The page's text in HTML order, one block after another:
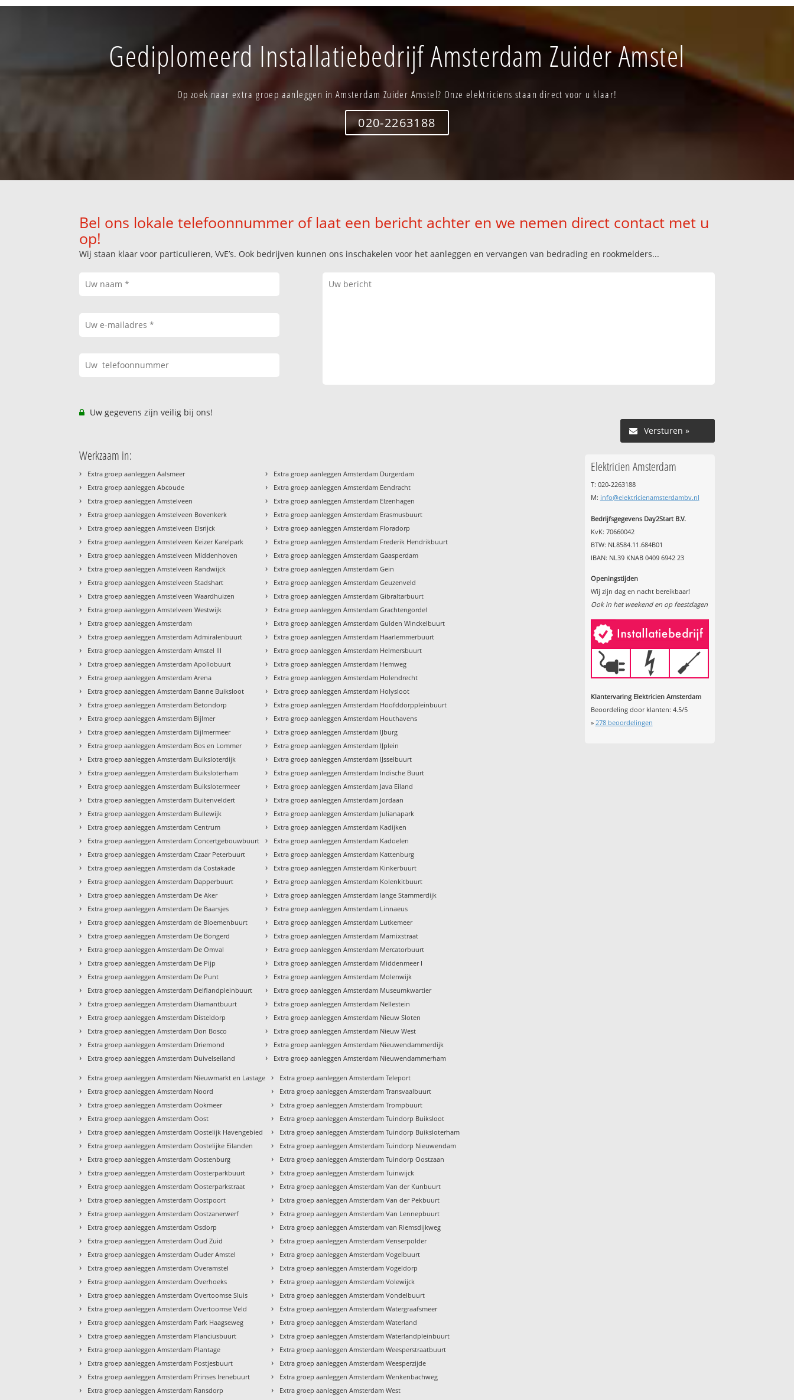
Gediplomeerd Installatiebedrijf Amsterdam Zuider Amstel
Op zoek naar extra groep aanleggen in Amsterdam Zuider Amstel? Onze elektriciens staan direct voor u klaar!
020-2263188
Bel ons lokale telefoonnummer of laat een bericht achter en we nemen direct contact met u
op!
Wij staan klaar voor particulieren, VvE’s. Ook bedrijven kunnen ons inschakelen voor het aanleggen en vervangen van bedrading en rookmelders...
Uw gegevens zijn veilig bij ons!
Versturen »
Werkzaam in:
› Extra groep aanleggen Aalsmeer
› Extra groep aanleggen Abcoude
› Extra groep aanleggen Amstelveen
› Extra groep aanleggen Amstelveen Bovenkerk
› Extra groep aanleggen Amstelveen Elsrijck
› Extra groep aanleggen Amstelveen Keizer Karelpark
› Extra groep aanleggen Amstelveen Middenhoven
› Extra groep aanleggen Amstelveen Randwijck
› Extra groep aanleggen Amstelveen Stadshart
› Extra groep aanleggen Amstelveen Waardhuizen
› Extra groep aanleggen Amstelveen Westwijk
› Extra groep aanleggen Amsterdam
› Extra groep aanleggen Amsterdam Admiralenbuurt
› Extra groep aanleggen Amsterdam Amstel III
› Extra groep aanleggen Amsterdam Apollobuurt
› Extra groep aanleggen Amsterdam Arena
› Extra groep aanleggen Amsterdam Banne Buiksloot
› Extra groep aanleggen Amsterdam Betondorp
› Extra groep aanleggen Amsterdam Bijlmer
› Extra groep aanleggen Amsterdam Bijlmermeer
› Extra groep aanleggen Amsterdam Bos en Lommer
› Extra groep aanleggen Amsterdam Buiksloterdijk
› Extra groep aanleggen Amsterdam Buiksloterham
› Extra groep aanleggen Amsterdam Buikslotermeer
› Extra groep aanleggen Amsterdam Buitenveldert
› Extra groep aanleggen Amsterdam Bullewijk
› Extra groep aanleggen Amsterdam Centrum
› Extra groep aanleggen Amsterdam Concertgebouwbuurt
› Extra groep aanleggen Amsterdam Czaar Peterbuurt
› Extra groep aanleggen Amsterdam da Costakade
› Extra groep aanleggen Amsterdam Dapperbuurt
› Extra groep aanleggen Amsterdam De Aker
› Extra groep aanleggen Amsterdam De Baarsjes
› Extra groep aanleggen Amsterdam de Bloemenbuurt
› Extra groep aanleggen Amsterdam De Bongerd
› Extra groep aanleggen Amsterdam De Omval
› Extra groep aanleggen Amsterdam De Pijp
› Extra groep aanleggen Amsterdam De Punt
› Extra groep aanleggen Amsterdam Delflandpleinbuurt
› Extra groep aanleggen Amsterdam Diamantbuurt
› Extra groep aanleggen Amsterdam Disteldorp
› Extra groep aanleggen Amsterdam Don Bosco
› Extra groep aanleggen Amsterdam Driemond
› Extra groep aanleggen Amsterdam Duivelseiland
› Extra groep aanleggen Amsterdam Durgerdam
› Extra groep aanleggen Amsterdam Eendracht
› Extra groep aanleggen Amsterdam Elzenhagen
› Extra groep aanleggen Amsterdam Erasmusbuurt
› Extra groep aanleggen Amsterdam Floradorp
› Extra groep aanleggen Amsterdam Frederik Hendrikbuurt
› Extra groep aanleggen Amsterdam Gaasperdam
› Extra groep aanleggen Amsterdam Gein
› Extra groep aanleggen Amsterdam Geuzenveld
› Extra groep aanleggen Amsterdam Gibraltarbuurt
› Extra groep aanleggen Amsterdam Grachtengordel
› Extra groep aanleggen Amsterdam Gulden Winckelbuurt
› Extra groep aanleggen Amsterdam Haarlemmerbuurt
› Extra groep aanleggen Amsterdam Helmersbuurt
› Extra groep aanleggen Amsterdam Hemweg
› Extra groep aanleggen Amsterdam Holendrecht
› Extra groep aanleggen Amsterdam Holysloot
› Extra groep aanleggen Amsterdam Hoofddorppleinbuurt
› Extra groep aanleggen Amsterdam Houthavens
› Extra groep aanleggen Amsterdam IJburg
› Extra groep aanleggen Amsterdam IJplein
› Extra groep aanleggen Amsterdam IJsselbuurt
› Extra groep aanleggen Amsterdam Indische Buurt
› Extra groep aanleggen Amsterdam Java Eiland
› Extra groep aanleggen Amsterdam Jordaan
› Extra groep aanleggen Amsterdam Julianapark
› Extra groep aanleggen Amsterdam Kadijken
› Extra groep aanleggen Amsterdam Kadoelen
› Extra groep aanleggen Amsterdam Kattenburg
› Extra groep aanleggen Amsterdam Kinkerbuurt
› Extra groep aanleggen Amsterdam Kolenkitbuurt
› Extra groep aanleggen Amsterdam lange Stammerdijk
› Extra groep aanleggen Amsterdam Linnaeus
› Extra groep aanleggen Amsterdam Lutkemeer
› Extra groep aanleggen Amsterdam Marnixstraat
› Extra groep aanleggen Amsterdam Mercatorbuurt
› Extra groep aanleggen Amsterdam Middenmeer I
› Extra groep aanleggen Amsterdam Molenwijk
› Extra groep aanleggen Amsterdam Museumkwartier
› Extra groep aanleggen Amsterdam Nellestein
› Extra groep aanleggen Amsterdam Nieuw Sloten
› Extra groep aanleggen Amsterdam Nieuw West
› Extra groep aanleggen Amsterdam Nieuwendammerdijk
› Extra groep aanleggen Amsterdam Nieuwendammerham
› Extra groep aanleggen Amsterdam Nieuwmarkt en Lastage
› Extra groep aanleggen Amsterdam Noord
› Extra groep aanleggen Amsterdam Ookmeer
› Extra groep aanleggen Amsterdam Oost
› Extra groep aanleggen Amsterdam Oostelijk Havengebied
› Extra groep aanleggen Amsterdam Oostelijke Eilanden
› Extra groep aanleggen Amsterdam Oostenburg
› Extra groep aanleggen Amsterdam Oosterparkbuurt
› Extra groep aanleggen Amsterdam Oosterparkstraat
› Extra groep aanleggen Amsterdam Oostpoort
› Extra groep aanleggen Amsterdam Oostzanerwerf
› Extra groep aanleggen Amsterdam Osdorp
› Extra groep aanleggen Amsterdam Oud Zuid
› Extra groep aanleggen Amsterdam Ouder Amstel
› Extra groep aanleggen Amsterdam Overamstel
› Extra groep aanleggen Amsterdam Overhoeks
› Extra groep aanleggen Amsterdam Overtoomse Sluis
› Extra groep aanleggen Amsterdam Overtoomse Veld
› Extra groep aanleggen Amsterdam Park Haagseweg
› Extra groep aanleggen Amsterdam Planciusbuurt
› Extra groep aanleggen Amsterdam Plantage
› Extra groep aanleggen Amsterdam Postjesbuurt
› Extra groep aanleggen Amsterdam Prinses Irenebuurt
› Extra groep aanleggen Amsterdam Ransdorp
› Extra groep aanleggen Amsterdam Teleport
› Extra groep aanleggen Amsterdam Transvaalbuurt
› Extra groep aanleggen Amsterdam Trompbuurt
› Extra groep aanleggen Amsterdam Tuindorp Buiksloot
› Extra groep aanleggen Amsterdam Tuindorp Buiksloterham
› Extra groep aanleggen Amsterdam Tuindorp Nieuwendam
› Extra groep aanleggen Amsterdam Tuindorp Oostzaan
› Extra groep aanleggen Amsterdam Tuinwijck
› Extra groep aanleggen Amsterdam Van der Kunbuurt
› Extra groep aanleggen Amsterdam Van der Pekbuurt
› Extra groep aanleggen Amsterdam Van Lennepbuurt
› Extra groep aanleggen Amsterdam van Riemsdijkweg
› Extra groep aanleggen Amsterdam Venserpolder
› Extra groep aanleggen Amsterdam Vogelbuurt
› Extra groep aanleggen Amsterdam Vogeldorp
› Extra groep aanleggen Amsterdam Volewijck
› Extra groep aanleggen Amsterdam Vondelbuurt
› Extra groep aanleggen Amsterdam Watergraafsmeer
› Extra groep aanleggen Amsterdam Waterland
› Extra groep aanleggen Amsterdam Waterlandpleinbuurt
› Extra groep aanleggen Amsterdam Weesperstraatbuurt
› Extra groep aanleggen Amsterdam Weesperzijde
› Extra groep aanleggen Amsterdam Wenkenbachweg
› Extra groep aanleggen Amsterdam West
Elektricien Amsterdam
T: 020-2263188
M: info@elektricienamsterdambv.nl
Bedrijfsgegevens Day2Start B.V.
KvK: 70660042
BTW: NL8584.11.684B01
IBAN: NL39 KNAB 0409 6942 23
Openingstijden
Wij zijn dag en nacht bereikbaar!
Ook in het weekend en op feestdagen
Klantervaring Elektricien Amsterdam
Beoordeling door klanten: 4.5/5
» 278beoordelingen